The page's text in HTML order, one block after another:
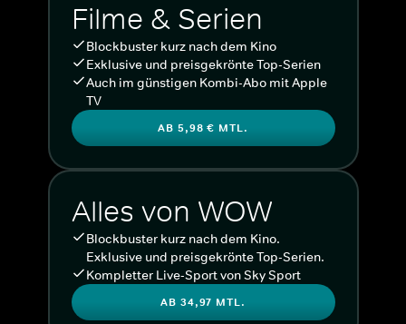
Filme & Serien
Blockbuster kurz nach dem Kino
Exklusive und preisgekrönte Top-Serien
Auch im günstigen Kombi-Abo mit Apple
TV
AB 5,98 € MTL.
Alles von WOW
Blockbuster kurz nach dem Kino.
Exklusive und preisgekrönte Top-Serien.
Kompletter Live-Sport von Sky Sport
AB 34,97 MTL.